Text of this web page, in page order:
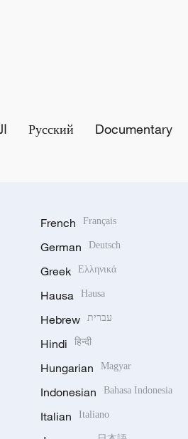
Русский Documentary
French Français
German Deutsch
Greek Ελληνικά
Hausa Hausa
Hebrew עברית
Hindi हिन्दी
Hungarian Magyar
Indonesian Bahasa Indonesia
Italian Italiano